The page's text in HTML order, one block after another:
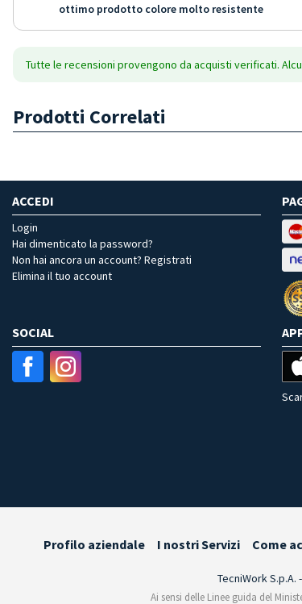
ottimo prodotto colore molto resistente
Tutte le recensioni provengono da acquisti verificati.
Prodotti Correlati
ACCEDI
Login
Hai dimenticato la password?
Non hai ancora un account? Registrati
Elimina il tuo account
SOCIAL
Profilo aziendale I nostri Servizi Come
TecniWork S.p.A.
Ai sensi delle Linee guida del